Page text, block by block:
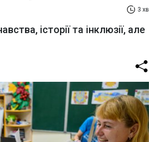
3 хв
історії та інклюзії, але